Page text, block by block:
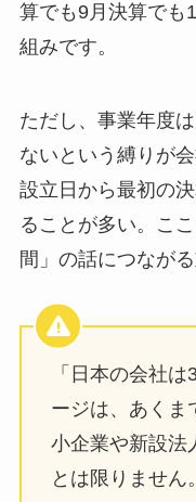
算でも9月決算でも
組みです。
ただし、事業年度
ないという縛りが
設立日から最初の
ることが多い。こ
間」の話につなが
「日本の会社
ージは、あくま
小企業や新設法
とは限りません。